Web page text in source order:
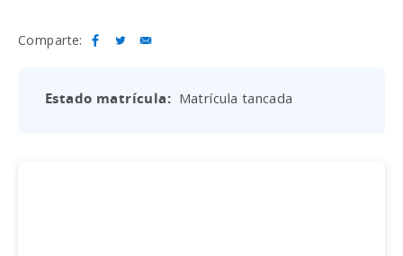
Comparte:
Estado matrícula Matrícula tancada